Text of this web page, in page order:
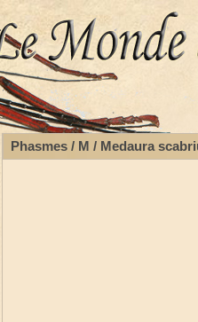
Phasmes/ M / Medaura